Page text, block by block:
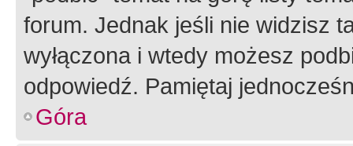
forum. Jednak jeśli nie widzisz
wyłączona i wtedy możesz
odpowiedź. Pamiętaj
Góra